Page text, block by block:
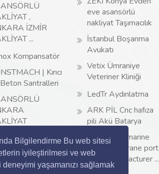
Bilgilendirme Bu web sitesi
iyileştirilmesi ve web
yaşamanızı sağlamak
,
İZMİR
...
Kompansatör
| Kırıcı
Santralleri
eve asansörlü
nakliyat Taşımacılık
İstanbul Boşanma
Avukatı
Vetix Ümraniye
Veteriner Kliniği
LedTr Aydınlatma
ARK PİL Cnc hafıza
pili Akü Batarya
ASELKON marine
crane ship crane port
crane manufacturer ...